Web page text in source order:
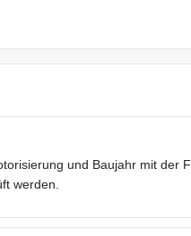
und Baujahr mit der
werden.